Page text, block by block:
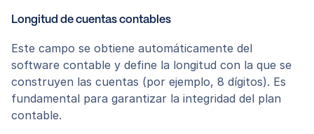
Longitud de cuentas contables
Este campo se obtiene automáticamente del
software contable y define la longitud con la que se
construyen las cuentas (por ejemplo, 8 dígitos). Es
fundamental para garantizar la integridad del plan
contable.